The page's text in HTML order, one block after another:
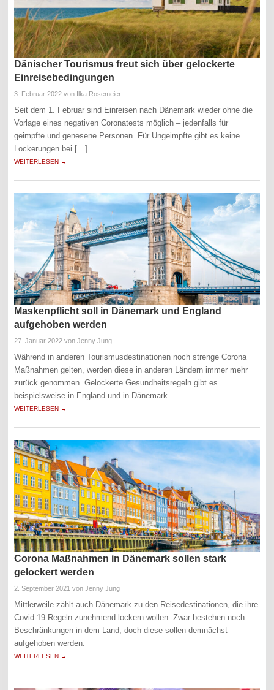
Dänischer Tourismus freut sich über gelockerte
Einreisebedingungen
3. Februar 2022 von Ilka Rosemeier
Seit dem 1. Februar sind Einreisen nach Dänemark wieder ohne die
Vorlage eines negativen Coronatests möglich – jedenfalls für
geimpfte und genesene Personen. Für Ungeimpfte gibt es keine
Lockerungen bei […]
WEITERLESEN →
Maskenpflicht soll in Dänemark und England
aufgehoben werden
27. Januar 2022 von Jenny Jung
Während in anderen Tourismusdestinationen noch strenge Corona
Maßnahmen gelten, werden diese in anderen Ländern immer mehr
zurück genommen. Gelockerte Gesundheitsregeln gibt es
beispielsweise in England und in Dänemark.
WEITERLESEN →
Corona Maßnahmen in Dänemark sollen stark
gelockert werden
2. September 2021 von Jenny Jung
Mittlerweile zählt auch Dänemark zu den Reisedestinationen, die ihre
Covid-19 Regeln zunehmend lockern wollen. Zwar bestehen noch
Beschränkungen in dem Land, doch diese sollen demnächst
aufgehoben werden.
WEITERLESEN →